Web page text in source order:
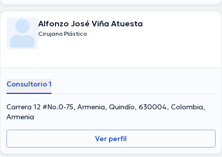
Alfonzo José Viña Atuesta
Cirujano Plástico
Consultorio 1
Carrera 12 #No.0-75, Armenia, Quindío, 630004, Colombia,
Armenia
Ver perfil